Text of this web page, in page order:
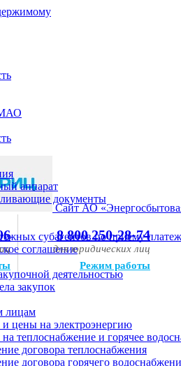
Сайт АО
8 800 250-28-74
для юридических лиц
Режим работы
аппарат
документы
субагентов по приему
соглашение
деятельностью
закупок
лицам
цены на электроэнергию
теплоснабжение и горячее
договора теплоснабжения
договора горячего